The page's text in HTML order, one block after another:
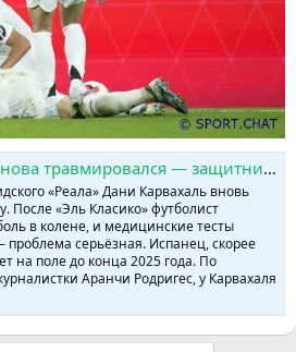
до конца года » SPORTCHAT - Новости спорта | Футбол | Онлайн трансляции | Чат | Результаты матчей | Спорт | Прогнозы на спорт
«Реала» Дани Карвахаль вновь
После «Эль Класико» футболист
в колене, и медицинские тесты
проблема серьёзная. Испанец, скорее
на поле до конца 2025 года. По
Аранчи Родригес, у Карвахаля